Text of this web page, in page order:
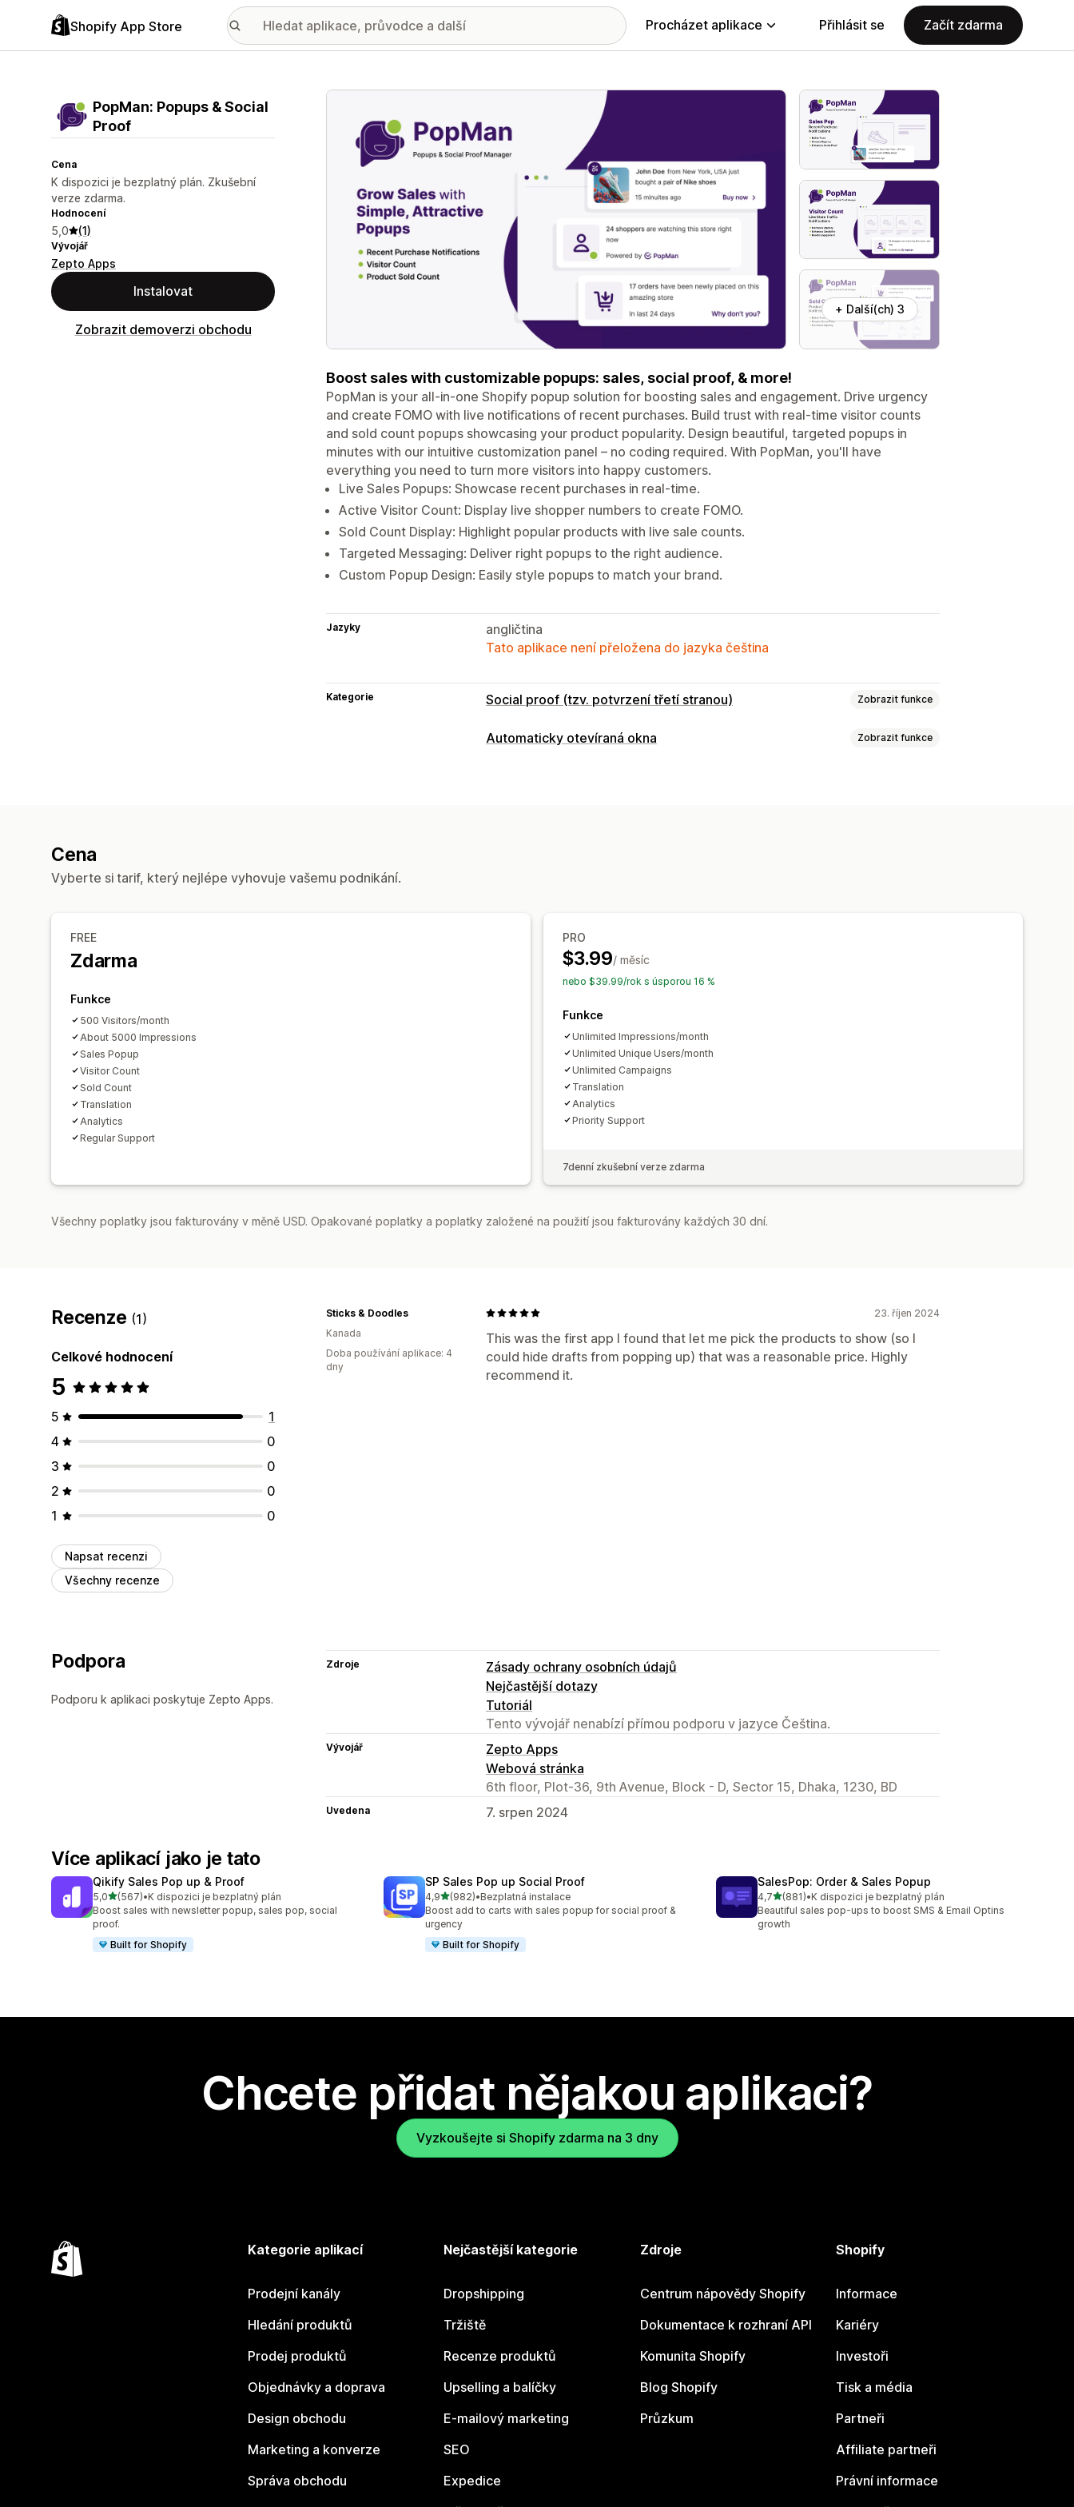
Shopify App Store Procházet aplikace Přihlásit se Začít zdarma
PopMan: Popups & Social
Proof
Cena
K dispozici je bezplatný plán. Zkušební
verze zdarma.
Hodnocení
5,0 (1)
Vývojář
Zepto Apps
Instalovat
Zobrazit demoverzi obchodu
Galerie propagovaných obrázků
+ Další(ch) 3
Boost sales with customizable popups: sales, social proof, & more!
PopMan is your all-in-one Shopify popup solution for boosting sales and engagement. Drive urgency
and create FOMO with live notifications of recent purchases. Build trust with real-time visitor counts
and sold count popups showcasing your product popularity. Design beautiful, targeted popups in
minutes with our intuitive customization panel – no coding required. With PopMan, you'll have
everything you need to turn more visitors into happy customers.
Live Sales Popups: Showcase recent purchases in real-time.
Active Visitor Count: Display live shopper numbers to create FOMO.
Sold Count Display: Highlight popular products with live sale counts.
Targeted Messaging: Deliver right popups to the right audience.
Custom Popup Design: Easily style popups to match your brand.
Jazyky
angličtina
Tato aplikace není přeložena do jazyka čeština
Kategorie Social proof (tzv. potvrzení třetí stranou) Zobrazit funkce
Typy obsahu
Automaticky otevíraná okna Zobrazit funkce
Cena
Vyberte si tarif, který nejlépe vyhovuje vašemu podnikání.
FREE
Zdarma
Funkce
500 Visitors/month
About 5000 Impressions
Sales Popup
Visitor Count
Sold Count
Translation
Analytics
Regular Support
PRO
$3.99/ měsíc
nebo $39.99/rok s úsporou 16 %
Funkce
Unlimited Impressions/month
Unlimited Unique Users/month
Unlimited Campaigns
Translation
Analytics
Priority Support
7denní zkušební verze zdarma
Všechny poplatky jsou fakturovány v měně USD. Opakované poplatky a poplatky založené na použití jsou fakturovány každých 30 dní.
Recenze (1)
Celkové hodnocení
5
5
1
4
0
3
0
2
0
1
0
Napsat recenzi
Všechny recenze
23. říjen 2024
This was the first app I found that let me pick the products to show (so I
could hide drafts from popping up) that was a reasonable price. Highly
recommend it.
Sticks & Doodles
Kanada
Doba používání aplikace: 4
dny
Podpora
Podporu k aplikaci poskytuje Zepto Apps.
Zdroje
Zásady ochrany osobních údajů
Nejčastější dotazy
Tutoriál
Tento vývojář nenabízí přímou podporu v jazyce Čeština.
Vývojář
Zepto Apps
Webová stránka
6th floor, Plot-36, 9th Avenue, Block - D, Sector 15, Dhaka, 1230, BD
Uvedena 7. srpen 2024
Více aplikací jako je tato
Qikify Sales Pop up & Proof
5,0z 5 hvězd
(567)
Celkový počet recenzí: 567
•K dispozici je bezplatný plán
Boost sales with newsletter popup, sales pop, social
proof.
Built for Shopify
SP Sales Pop up Social Proof
4,9z 5 hvězd
(982)
Celkový počet recenzí: 982
•Bezplatná instalace
Boost add to carts with sales popup for social proof &
urgency
Built for Shopify
SalesPop: Order & Sales Popup
4,7z 5 hvězd
(881)
Celkový počet recenzí: 881
•K dispozici je bezplatný plán
Beautiful sales pop-ups to boost SMS & Email Optins
growth
Chcete přidat nějakou aplikaci?
Vyzkoušejte si Shopify zdarma na 3 dny
Kategorie aplikací
Prodejní kanály
Hledání produktů
Prodej produktů
Objednávky a doprava
Design obchodu
Marketing a konverze
Správa obchodu
Nejčastější kategorie
Dropshipping
Tržiště
Recenze produktů
Upselling a balíčky
E-mailový marketing
SEO
Expedice
Zdroje
Centrum nápovědy Shopify
Dokumentace k rozhraní API
Komunita Shopify
Blog Shopify
Průzkum
Shopify
Informace
Kariéry
Investoři
Tisk a média
Partneři
Affiliate partneři
Právní informace